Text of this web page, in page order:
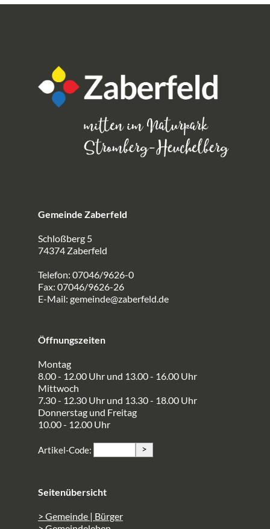
Gemeinde Zaberfeld
Schloßberg 5
74374 Zaberfeld
Telefon: 07046/9626-0
Fax: 07046/9626-26
E-Mail: gemeinde@zaberfeld.de
Öffnungszeiten
Montag
8.00 - 12.00 Uhr und 13.00 - 16.00 Uhr
Mittwoch
7.30 - 12.30 Uhr und 13.30 - 18.00 Uhr
Donnerstag und Freitag
10.00 - 12.00 Uhr
Artikel-Code: >
Seitenübersicht
> Gemeinde | Bürger